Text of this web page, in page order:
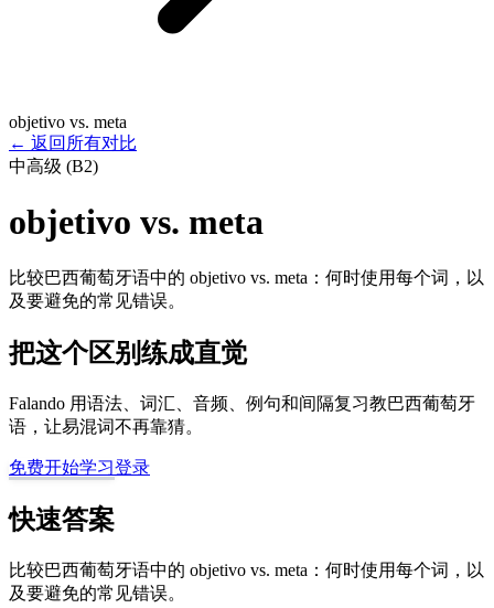
objetivo vs. meta
← 返回所有对比
中高级 (B2)
objetivo vs. meta
比较巴西葡萄牙语中的 objetivo vs. meta：何时使用每个词，以
及要避免的常见错误。
把这个区别练成直觉
Falando 用语法、词汇、音频、例句和间隔复习教巴西葡萄牙
语，让易混词不再靠猜。
免费开始学习登录
快速答案
比较巴西葡萄牙语中的 objetivo vs. meta：何时使用每个词，以
及要避免的常见错误。